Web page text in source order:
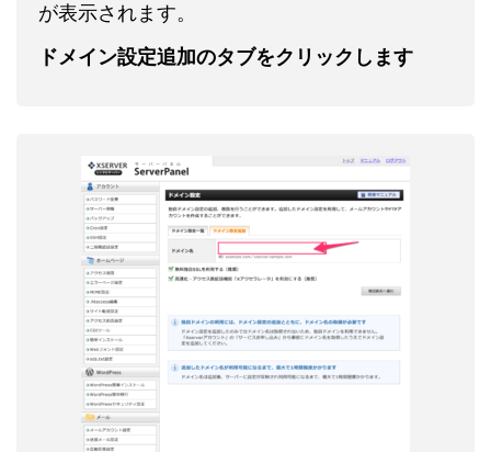
が表示されます。
ドメイン設定追加のタブをクリックします